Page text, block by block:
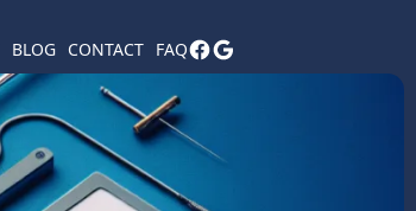
BLOG CONTACT FAQ